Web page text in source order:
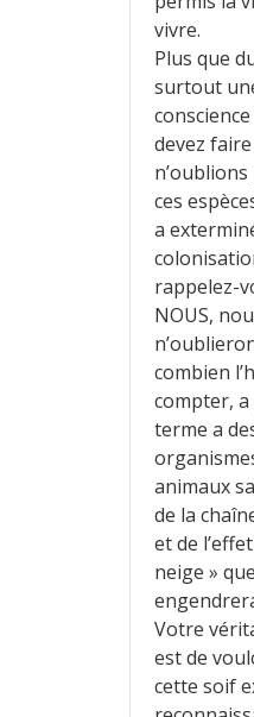
vivre.
Plus que
surtout
devez
ces
a
rappelez-
NOUS,
combien
compter,
terme a
animaux
de la
et de
neige »
Votre
est de
cette soif